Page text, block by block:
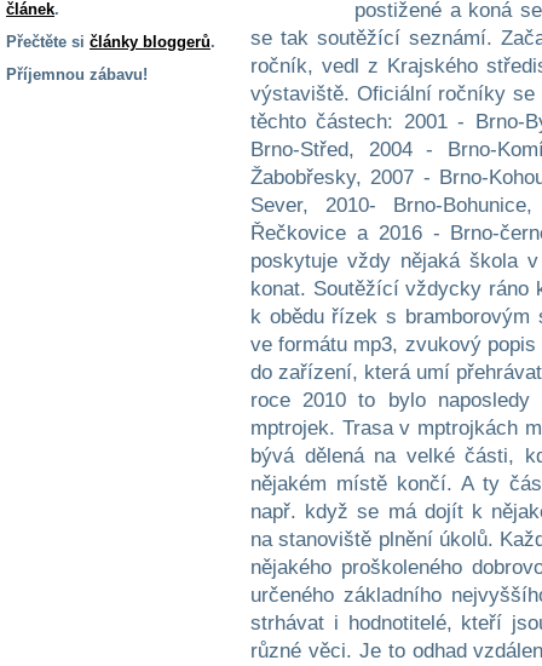
článek.
Přečtěte si články bloggerů.
Příjemnou zábavu!
postižené a koná
se tak soutěžící seznámí.
ročník, vedl z Krajského
výstaviště. Oficiální ročníky se
těchto částech: 2001 - Brno-
Brno-Střed, 2004 - Brno-
Žabobřesky, 2007 - Brno-
Sever, 2010- Brno-
Řečkovice a 2016 - Brno-
poskytuje vždy nějaká škola
konat. Soutěžící vždycky ráno
k obědu řízek s bramborovým
ve formátu mp3, zvukový
do zařízení, která umí
roce 2010 to bylo
mptrojek. Trasa v mptrojkách
bývá dělená na velké části,
nějakém místě končí. A ty
např. když se má dojít k
na stanoviště plnění úkolů.
nějakého proškoleného
určeného základního
strhávat i hodnotitelé, kteří
různé věci. Je to odhad